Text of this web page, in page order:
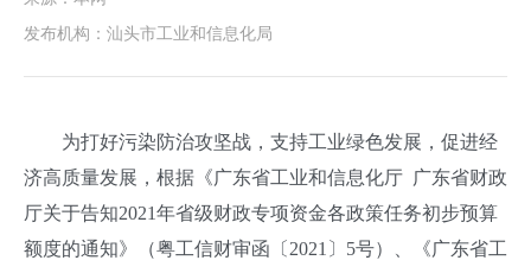
发布机构： 汕头市工业和信息化局
为打好污染防治攻坚战，支持工业绿色发展，促进经
济高质量发展，根据《广东省工业和信息化厅 广东省财政
厅关于告知2021年省级财政专项资金各政策任务初步预算
额度的通知》（粤工信财审函〔2021〕5号）、《广东省工